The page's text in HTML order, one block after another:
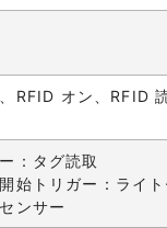
RFID オン、RFID
：タグ読取
始トリガー：ライ
ンサー